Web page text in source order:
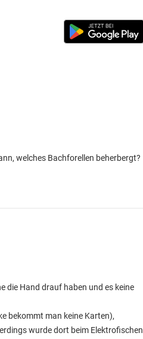
welches Bachforellen beherbergt?
die Hand drauf haben und es keine
bekommt man keine Karten),
wurde dort beim Elektrofischen